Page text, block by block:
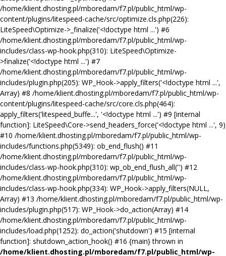
/home/klient.dhosting.pl/mboredam/f7.pl/public_html/wp-
content/plugins/litespeed-cache/src/optimize.cls.php(226):
LiteSpeed\Optimize->_finalize('<!doctype html ...') #6
/home/klient.dhosting.pl/mboredam/f7.pl/public_html/wp-
includes/class-wp-hook.php(310): LiteSpeed\Optimize-
>finalize('<!doctype html ...') #7
/home/klient.dhosting.pl/mboredam/f7.pl/public_html/wp-
includes/plugin.php(205): WP_Hook->apply_filters('<!doctype html ...',
Array) #8 /home/klient.dhosting.pl/mboredam/f7.pl/public_html/wp-
content/plugins/litespeed-cache/src/core.cls.php(464):
apply_filters('litespeed_buffe...', '<!doctype html ...') #9 [internal
function]: LiteSpeed\Core->send_headers_force('<!doctype html ...', 9)
#10 /home/klient.dhosting.pl/mboredam/f7.pl/public_html/wp-
includes/functions.php(5349): ob_end_flush() #11
/home/klient.dhosting.pl/mboredam/f7.pl/public_html/wp-
includes/class-wp-hook.php(310): wp_ob_end_flush_all('') #12
/home/klient.dhosting.pl/mboredam/f7.pl/public_html/wp-
includes/class-wp-hook.php(334): WP_Hook->apply_filters(NULL,
Array) #13 /home/klient.dhosting.pl/mboredam/f7.pl/public_html/wp-
includes/plugin.php(517): WP_Hook->do_action(Array) #14
/home/klient.dhosting.pl/mboredam/f7.pl/public_html/wp-
includes/load.php(1252): do_action('shutdown') #15 [internal
function]: shutdown_action_hook() #16 {main} thrown in
/home/klient.dhosting.pl/mboredam/f7.pl/public_html/wp-